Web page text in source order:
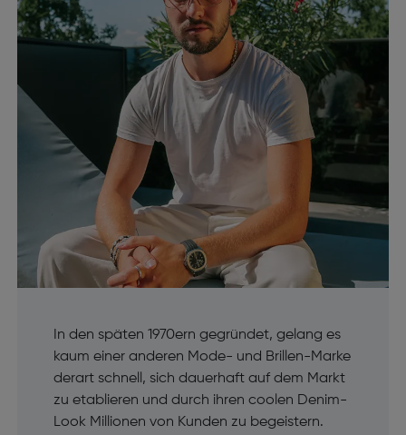
In den späten 1970ern gegründet, gelang es
kaum einer anderen Mode- und Brillen-Marke
derart schnell, sich dauerhaft auf dem Markt
zu etablieren und durch ihren coolen Denim-
Look Millionen von Kunden zu begeistern.